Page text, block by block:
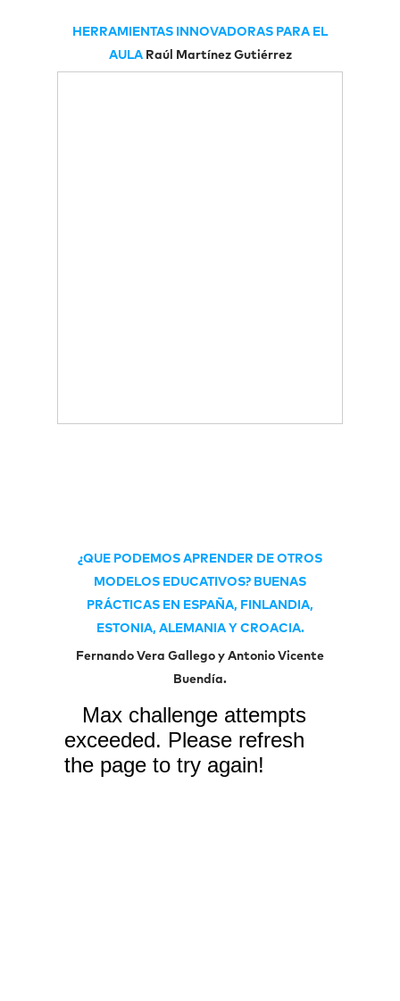
HERRAMIENTAS INNOVADORAS PARA EL
AULA Raúl Martínez Gutiérrez
¿QUE PODEMOS APRENDER DE OTROS
MODELOS EDUCATIVOS? BUENAS
PRÁCTICAS EN ESPAÑA, FINLANDIA,
ESTONIA, ALEMANIA Y CROACIA.
Fernando Vera Gallego y Antonio Vicente
Buendía.